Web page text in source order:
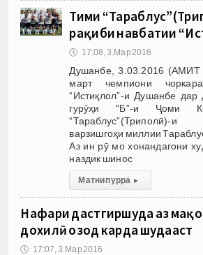
Тими
рақиби навбатии
🕔 17:08, 3.Мар 2016
Душанбе, 3.03.2016 (АМИТ
март чемпиони
“Истиқлол”-и Душанбе дар
гурӯҳи “Б”-и Ҷоми
варзишгоҳи миллии
Аз ин рӯ мо хонандагони
наздик шинос
Матни пурра ▸
Нафари дастгиршуда аз
дохилӣ озод карда шудааст
🕔 17:07, 3.Мар 2016